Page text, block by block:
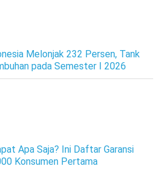
Melonjak 232 Persen, Tank
pada Semester I 2026
Apa Saja? Ini Daftar Garansi
Konsumen Pertama